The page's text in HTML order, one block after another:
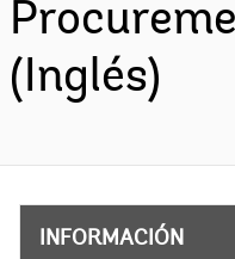
(Inglés)
INFORMACIÓN